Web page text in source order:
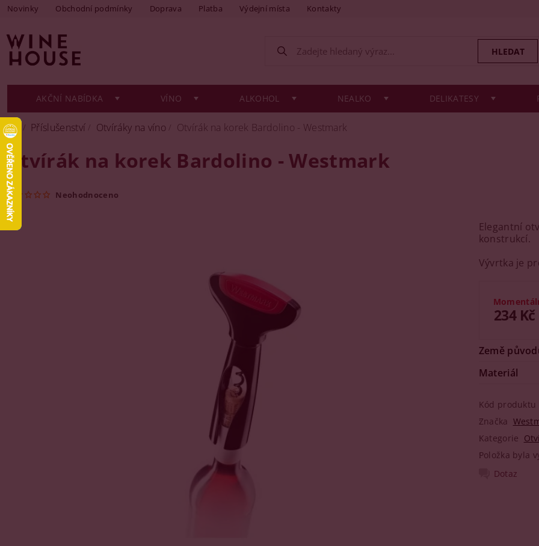
Novinky Obchodní podmínky Doprava Platba Výdejní místa Kontakty
AKČNÍ NABÍDKA VÍNO ALKOHOL NEALKO DELIKATESY
Příslušenství Otvíráky na víno Otvírák na korek Bardolino - Westmark
Otvírák na korek Bardolino - Westmark
Neohodnoceno
Elegantní
konstrukcí.
Vývrtka je
234 Kč
Země
Materiál
Kód produktu
Značka
Kategorie
Položka byla
Dotaz